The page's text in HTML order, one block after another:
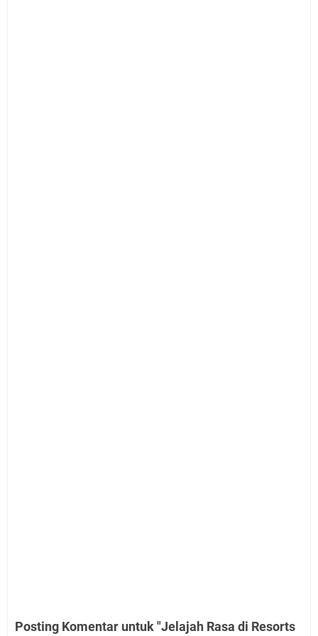
Posting Komentar untuk "Jelajah Rasa di Resorts